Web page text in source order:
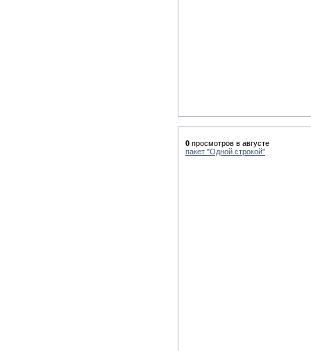
0 просмотров в августе
пакет "Одной строкой"